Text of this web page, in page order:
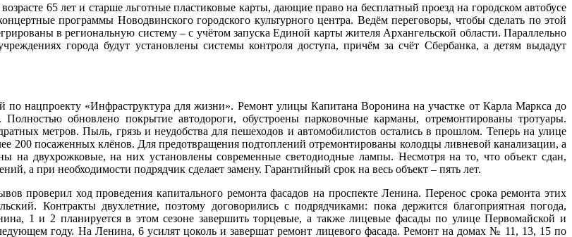
65 лет и старше льготные пластиковые карты, дающие право на бесплатный проезд на городском автобусе
программы Новодвинского городского культурного центра. Ведём переговоры, чтобы сделать по этой
в региональную систему – с учётом запуска Единой карты жителя Архангельской области. Параллельно
города будут установлены системы контроля доступа, причём за счёт Сбербанка, а детям выдадут
нацпроекту «Инфраструктура для жизни». Ремонт улицы Капитана Воронина на участке от Карла Маркса до
обновлено покрытие автодороги, обустроены парковочные карманы, отремонтированы тротуары.
метров. Пыль, грязь и неудобства для пешеходов и автомобилистов остались в прошлом. Теперь на улице
200 посаженных клёнов. Для предотвращения подтоплений отремонтированы колодцы ливневой канализации, а
на двухрожковые, на них установлены современные светодиодные лампы. Несмотря на то, что объект сдан,
а при необходимости подрядчик сделает замену. Гарантийный срок на весь объект – пять лет.
проверил ход проведения капитального ремонта фасадов на проспекте Ленина. Перенос срока ремонта этих
Контракты двухлетние, поэтому договорились с подрядчиками: пока держится благоприятная погода,
1 и 2 планируется в этом сезоне завершить торцевые, а также лицевые фасады по улице Первомайской и
году. На Ленина, 6 усилят цоколь и завершат ремонт лицевого фасада. Ремонт на домах № 11, 13, 15 по